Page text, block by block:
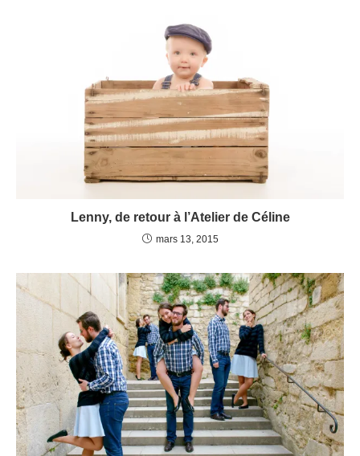
Lenny, de retour à l’Atelier de Céline
mars 13, 2015